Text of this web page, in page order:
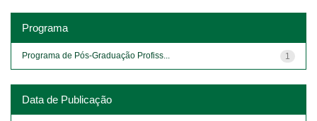
Programa
1
Programa de Pós-Graduação Profiss...
Data de Publicação